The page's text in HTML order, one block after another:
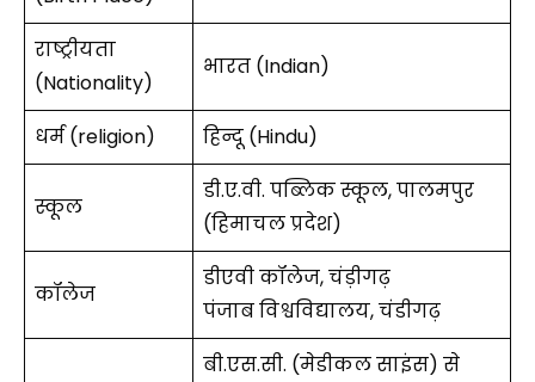
राष्ट्रीयता
(Nationality)
भारत (Indian)
धर्म (religion) हिन्दू (Hindu)
स्कूल
डी.ए.वी. पब्लिक स्कूल, पालमपुर
(हिमाचल प्रदेश)
कॉलेज
डीएवी कॉलेज, चंड़ीगढ़
पंजाब विश्वविद्यालय, चंडीगढ़
बी.एस.सी. (मेडीकल साइंस) से